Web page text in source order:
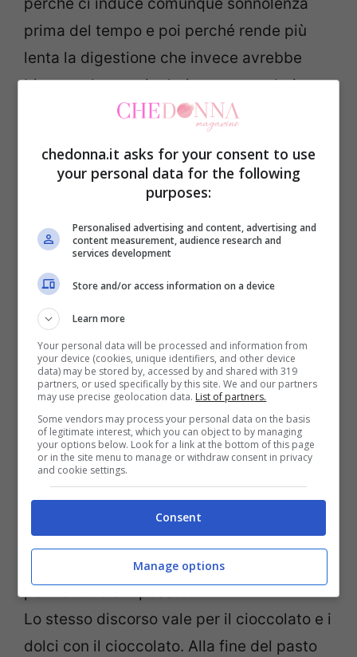
prima del tempo e poi perché rende più
lenta la digestione che invece avrebbe
bisogno do tempi relativamente celeri per
funzionare bene.
Il sonno rovinato dalla cena,
ci sono tante sorprese
Ma è soprattutto quello che mangiamo a
scoprirai che ci sono anche delle sgradite
sorprese tra i cibi meno indicati o ancora
di più vietati. Anche chi non ha problemi di
insonnia e difficoltà a dormire a cena deve
evitare ilformaggio e i lattini? Come, dirai
tu, anche quelli light? Assolutamente sì,
perché contengono un aminoacido che
agevola la sintesi di dopamina, adrenalina
e noradrenalina. In pratica tutti i
neurotrasmettitori che stimolano in
eccesso il sistema nervoso e quindi non
permettono di riposare.
Lo stesso discorso vale per il cioccolato e i
dolci con il cioccolato. Alla fine del pasto
chedonna.it asks for your consent to use
your personal data for the following
purposes:
Personalised advertising and content, advertising and
content measurement, audience research and
services development
Store and/or access information on a device
Learn more
Your personal data will be processed and information from
your device (cookies, unique identifiers, and other device
data) may be stored by, accessed by and shared with 319
partners, or used specifically by this site. We and our partners
may use precise geolocation data. List of partners.
Some vendors may process your personal data on the basis
of legitimate interest, which you can object to by managing
your options below. Look for a link at the bottom of this page
or in the site menu to manage or withdraw consent in privacy
and cookie settings.
Consent
Manage options